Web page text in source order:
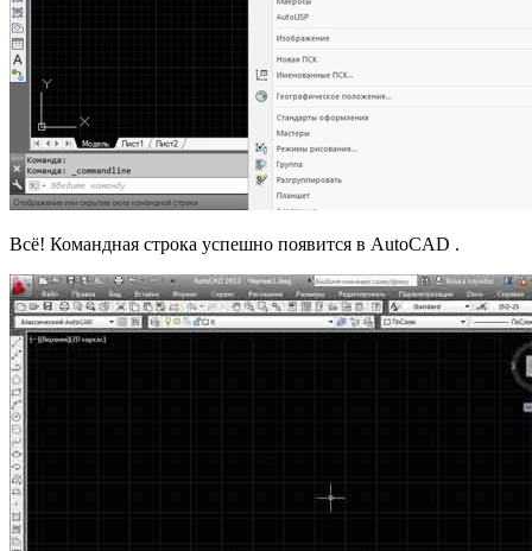
Всё! Командная строка успешно появится в AutoCAD .